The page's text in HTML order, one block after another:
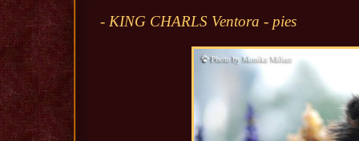
- KING CHARLS Ventora - pies